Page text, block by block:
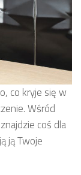
co kryje się w
Wśród
coś dla
ją Twoje